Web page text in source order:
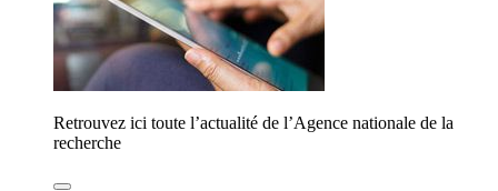
Retrouvez ici toute l’actualité de l’Agence nationale de la
recherche